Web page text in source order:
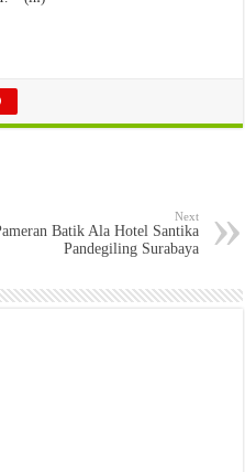
Next
Batik Ala Hotel Santika
Pandegiling Surabaya